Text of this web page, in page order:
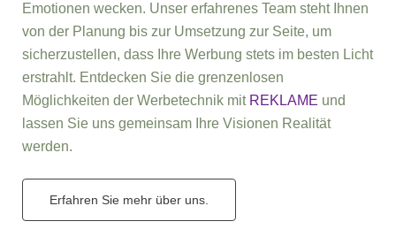
Emotionen wecken. Unser erfahrenes Team steht Ihnen
von der Planung bis zur Umsetzung zur Seite, um
sicherzustellen, dass Ihre Werbung stets im besten Licht
erstrahlt. Entdecken Sie die grenzenlosen
Möglichkeiten der Werbetechnik mit REKLAME und
lassen Sie uns gemeinsam Ihre Visionen Realität
werden.
Erfahren Sie mehr über uns.